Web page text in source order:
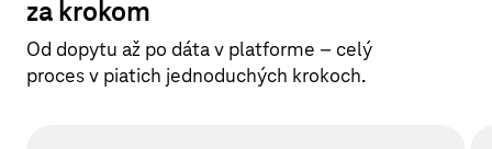
za krokom
Od dopytu až po dáta v platforme – celý
proces v piatich jednoduchých krokoch.